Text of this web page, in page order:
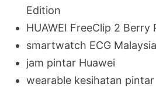
Edition
HUAWEI FreeClip 2 Berry
smartwatch ECG Malaysia
jam pintar Huawei
wearable kesihatan pintar